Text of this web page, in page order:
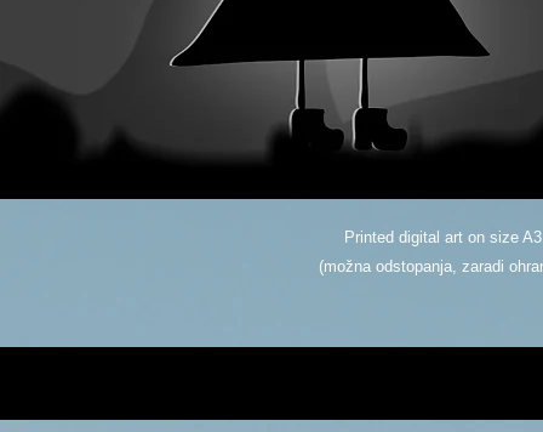
Printed digital art on size
(možna odstopanja, zaradi